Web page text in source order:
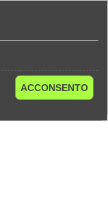
ACCONSENTO